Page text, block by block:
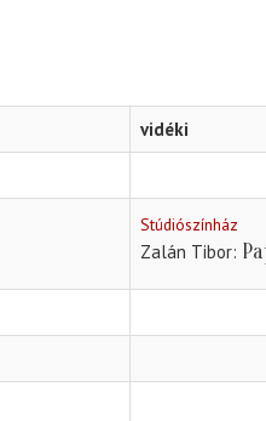
vidéki
Stúdiószínház
Zalán Tibor